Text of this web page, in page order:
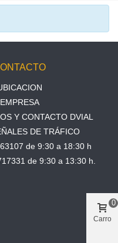
EMPRESA
Y CONTACTO DVIAL
DE TRÁFICO
de 9:30 a 18:30 h
de 9:30 a 13:30 h.
Carro
0